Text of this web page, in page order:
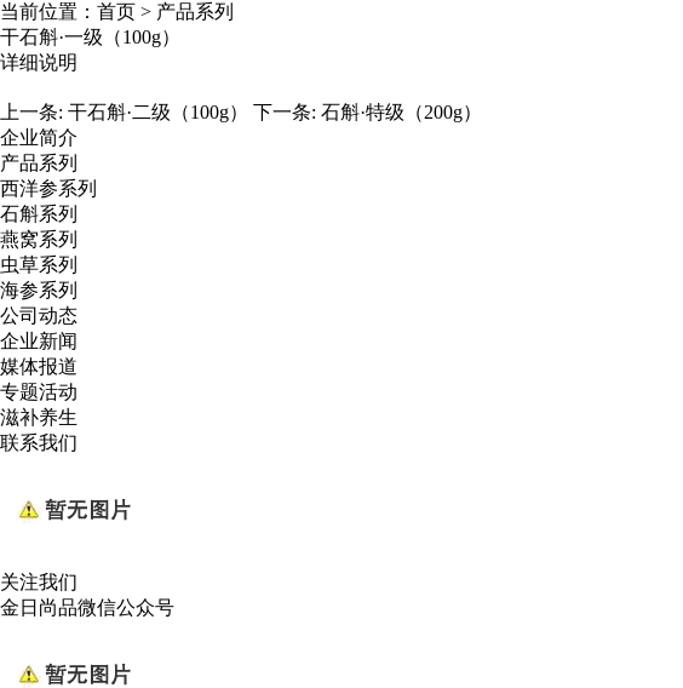
当前位置： 首页 > 产品系列
干石斛·一级（100g）
详细说明
上一条: 干石斛·二级（100g） 下一条: 石斛·特级（200g）
企业简介
产品系列
西洋参系列
石斛系列
燕窝系列
虫草系列
海参系列
公司动态
企业新闻
媒体报道
专题活动
滋补养生
联系我们
关注我们
金日尚品微信公众号